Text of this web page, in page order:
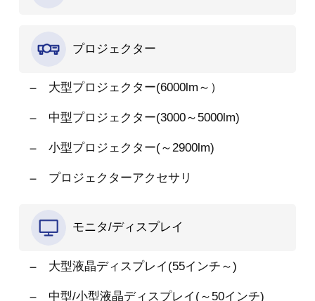
プロジェクター
大型プロジェクター(6000lm～）
中型プロジェクター(3000～5000lm)
小型プロジェクター(～2900lm)
プロジェクターアクセサリ
モニタ/ディスプレイ
大型液晶ディスプレイ(55インチ～)
中型/小型液晶ディスプレイ(～50インチ)